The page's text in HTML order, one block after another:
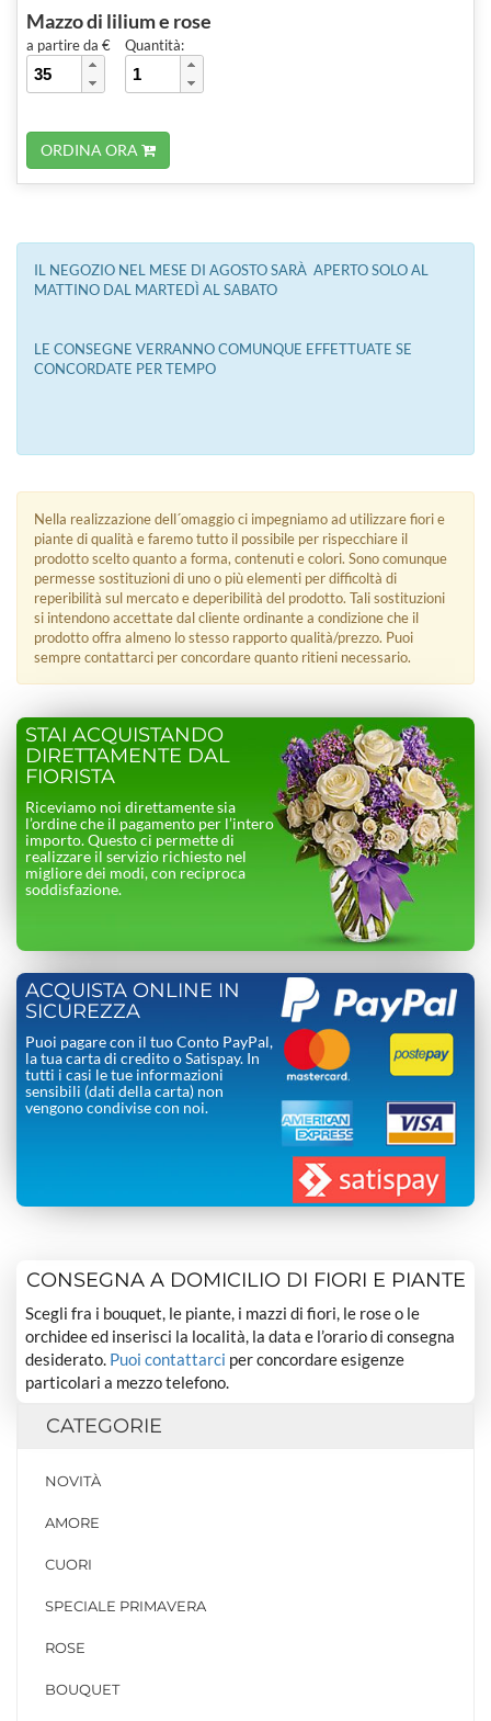
Mazzo di lilium e rose
a partire da € Quantità:
ORDINA ORA
IL NEGOZIO NEL MESE DI AGOSTO SARÀ APERTO SOLO AL
MATTINO DAL MARTEDÌ AL SABATO
LE CONSEGNE VERRANNO COMUNQUE EFFETTUATE SE
CONCORDATE PER TEMPO
Nella realizzazione dell´omaggio ci impegniamo ad utilizzare fiori e
piante di qualità e faremo tutto il possibile per rispecchiare il
prodotto scelto quanto a forma, contenuti e colori. Sono comunque
permesse sostituzioni di uno o più elementi per difficoltà di
reperibilità sul mercato e deperibilità del prodotto. Tali sostituzioni
si intendono accettate dal cliente ordinante a condizione che il
prodotto offra almeno lo stesso rapporto qualità/prezzo. Puoi
sempre contattarci per concordare quanto ritieni necessario.
STAI ACQUISTANDO
DIRETTAMENTE DAL
FIORISTA
Riceviamo noi direttamente sia
l’ordine che il pagamento per l’intero
importo. Questo ci permette di
realizzare il servizio richiesto nel
migliore dei modi, con reciproca
soddisfazione.
ACQUISTA ONLINE IN
SICUREZZA
Puoi pagare con il tuo Conto PayPal,
la tua carta di credito o Satispay. In
tutti i casi le tue informazioni
sensibili (dati della carta) non
vengono condivise con noi.
CONSEGNA A DOMICILIO DI FIORI E PIANTE
Scegli fra i bouquet, le piante, i mazzi di fiori, le rose o le
orchidee ed inserisci la località, la data e l’orario di consegna
desiderato. Puoi contattarci per concordare esigenze
particolari a mezzo telefono.
CATEGORIE
NOVITÀ
AMORE
CUORI
SPECIALE PRIMAVERA
ROSE
BOUQUET